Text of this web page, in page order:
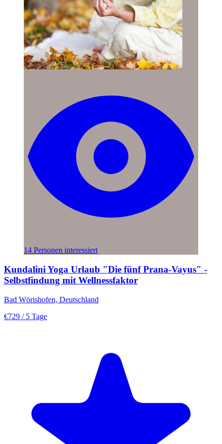
14 Personen interessiert
Kundalini Yoga Urlaub "Die fünf Prana-Vayus" -
Selbstfindung mit Wellnessfaktor
Bad Wörishofen, Deutschland
€729 / 5 Tage